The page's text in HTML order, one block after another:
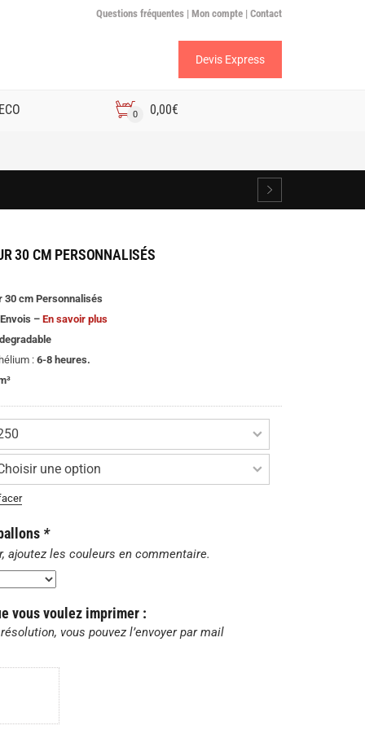
Questions fréquentes | Mon compte | Contact
Devis Express
0 0,00€
30 CM PERSONNALISÉS
30 cm Personnalisés
–En savoir plus
: 6-8 heures.
*
ajoutez les couleurs en commentaire.
vous voulez imprimer :
vous pouvez l’envoyer par mail